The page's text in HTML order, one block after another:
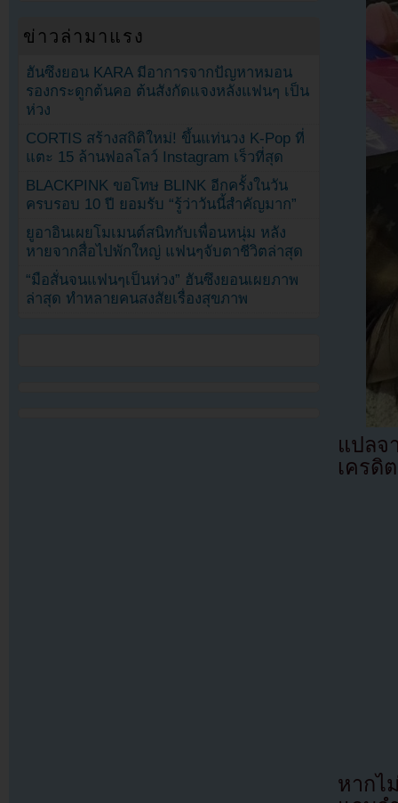
แปล
เครดิ
หากไ
ข่าวล่ามาแรง
ฮันซึงยอน KARA มีอาการจากปัญหาหมอน
รองกระดูกต้นคอ ต้นสังกัดแจงหลังแฟนๆ เป็น
ห่วง
CORTIS สร้างสถิติใหม่! ขึ้นแท่นวง K-Pop ที่
แตะ 15 ล้านฟอลโลว์ Instagram เร็วที่สุด
BLACKPINK ขอโทษ BLINK อีกครั้งในวัน
ครบรอบ 10 ปี ยอมรับ “รู้ว่าวันนี้สำคัญมาก”
ยูอาอินเผยโมเมนต์สนิทกับเพื่อนหนุ่ม หลัง
หายจากสื่อไปพักใหญ่ แฟนๆจับตาชีวิตล่าสุด
“มือสั่นจนแฟนๆเป็นห่วง” ฮันซึงยอนเผยภาพ
ล่าสุด ทำหลายคนสงสัยเรื่องสุขภาพ